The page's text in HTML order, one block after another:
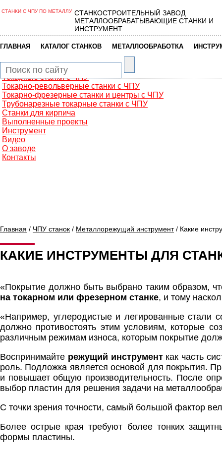
Главная
Фрезерные обрабатывающие центры
Сверлильно-фрезерные станки
Промышленные роботы манипуляторы
Токарные автоматы с ЧПУ
Токарные станки с ЧПУ
Токарно-револьверные станки с ЧПУ
Токарно-фрезерные станки и центры с ЧПУ
Трубонарезные токарные станки с ЧПУ
Станки для кирпича
Выполненные проекты
Инструмент
Видео
О заводе
Контакты
СТАНКИ С ЧПУ ПО МЕТАЛЛУ СТАНКОСТРОИТЕЛЬНЫЙ ЗАВОД
МЕТАЛЛООБРАБАТЫВАЮЩИЕ СТАНКИ И
ИНСТРУМЕНТ
ГЛАВНАЯ КАТАЛОГ СТАНКОВ МЕТАЛЛООБРАБОТКА
Главная / ЧПУ станок / Металлорежущий инструмент/ Какие
КАКИЕ ИНСТРУМЕНТЫ ДЛЯ
«Покрытие должно быть выбрано таким образом,
на токарном или фрезерном станке, и тому
«Например, углеродистые и легированные стали
должно противостоять этим условиям, которые
различным режимам износа, которым покрытие
Воспринимайте режущий инструмент как часть
роль. Подложка является основой для покрытия.
и повышает общую производительность. После
выбор пластин для решения задачи на
С точки зрения точности, самый большой фактор
Более острые края требуют более тонких
формы пластины.